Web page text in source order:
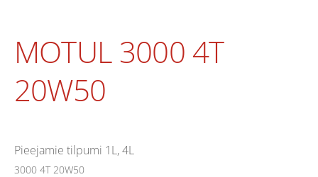
MOTUL 3000 4T
20W50
Pieejamie tilpumi 1L, 4L
3000 4T 20W50